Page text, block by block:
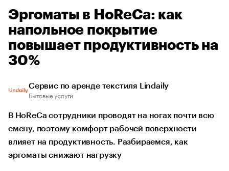
Эргоматы в HoReCa: как
напольное покрытие
повышает продуктивность на
30%
Сервис по аренде текстиля Lindaily
Бытовые услуги
В HoReCa сотрудники проводят на ногах почти всю
смену, поэтому комфорт рабочей поверхности
влияет на продуктивность. Разбираемся, как
эргоматы снижают нагрузку